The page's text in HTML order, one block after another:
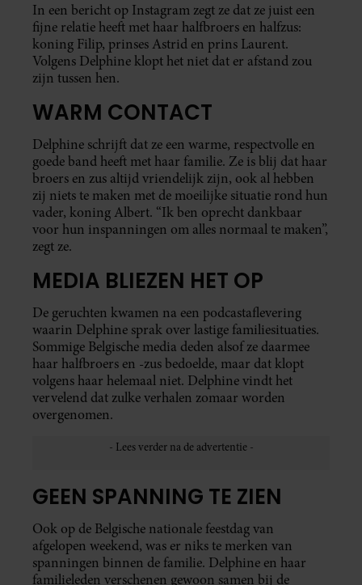
In een bericht op Instagram zegt ze dat ze juist een
fijne relatie heeft met haar halfbroers en halfzus:
koning Filip, prinses Astrid en prins Laurent.
Volgens Delphine klopt het niet dat er afstand zou
zijn tussen hen.
WARM CONTACT
Delphine schrijft dat ze een warme, respectvolle en
goede band heeft met haar familie. Ze is blij dat haar
broers en zus altijd vriendelijk zijn, ook al hebben
zij niets te maken met de moeilijke situatie rond hun
vader, koning Albert. “Ik ben oprecht dankbaar
voor hun inspanningen om alles normaal te maken”,
zegt ze.
MEDIA BLIEZEN HET OP
De geruchten kwamen na een podcastaflevering
waarin Delphine sprak over lastige familiesituaties.
Sommige Belgische media deden alsof ze daarmee
haar halfbroers en -zus bedoelde, maar dat klopt
volgens haar helemaal niet. Delphine vindt het
vervelend dat zulke verhalen zomaar worden
overgenomen.
GEEN SPANNING TE ZIEN
Ook op de Belgische nationale feestdag van
afgelopen weekend, was er niks te merken van
spanningen binnen de familie. Delphine en haar
familieleden verschenen gewoon samen bij de